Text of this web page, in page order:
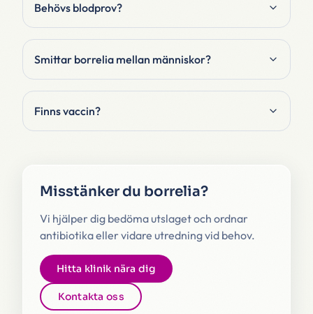
Behövs blodprov?
Smittar borrelia mellan människor?
Finns vaccin?
Misstänker du borrelia?
Vi hjälper dig bedöma utslaget och ordnar
antibiotika eller vidare utredning vid behov.
Hitta klinik nära dig
Kontakta oss